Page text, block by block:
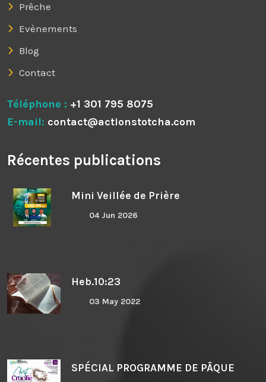
Prêche
Evènements
Blog
Contact
Téléphone : +1 301 795 8075
E-mail: contact@actionstotcha.com
Récentes publications
Mini Veillée de Prière
04 Jun 2026
Heb.10:23
03 May 2022
SPÉCIAL PROGRAMME DE PÂQUE